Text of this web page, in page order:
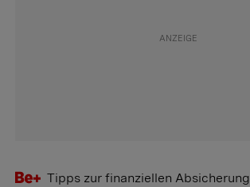
Tipps zur finanziellen Absicherung